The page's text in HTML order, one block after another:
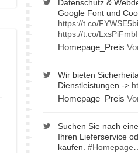
Datenschutz &
Google Font und
https://t.co/
https://t.co/
Homepage_Preis
Wir bieten
Dienstleistungen ->
Homepage_Preis
Suchen Sie nach
Ihren Lieferservice
kaufen. #Homepage